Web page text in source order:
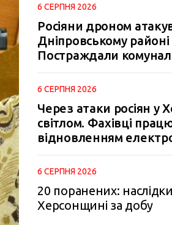
6 СЕРПНЯ 2026
Росіяни дроном
Дніпровському
Постраждали
6 СЕРПНЯ 2026
Через атаки росіян у
світлом. Фахівці
відновленням
6 СЕРПНЯ 2026
20 поранених:
Херсонщині за добу